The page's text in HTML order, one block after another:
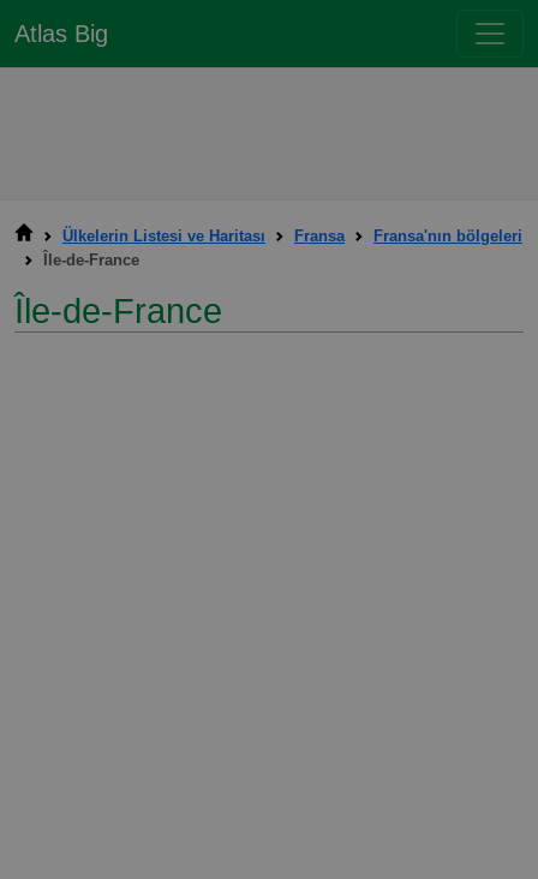
Atlas Big
Ülkelerin Listesi ve Haritası Fransa
Fransa'nın bölgeleri
Île-de-France
Île-de-France